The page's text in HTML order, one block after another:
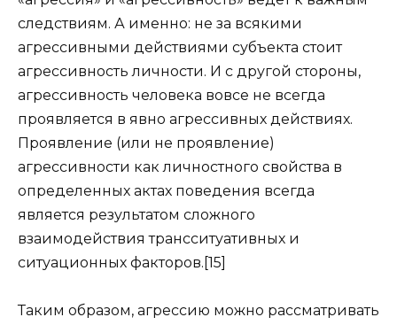
следствиям. А именно: не за всякими
агрессивными действиями субъекта стоит
агрессивность личности. И с другой стороны,
агрессивность человека вовсе не всегда
проявляется в явно агрессивных действиях.
Проявление (или не проявление)
агрессивности как личностного свойства в
определенных актах поведения всегда
является результатом сложного
взаимодействия трансситуативных и
ситуационных факторов.[15]
Таким образом, агрессию можно рассматривать